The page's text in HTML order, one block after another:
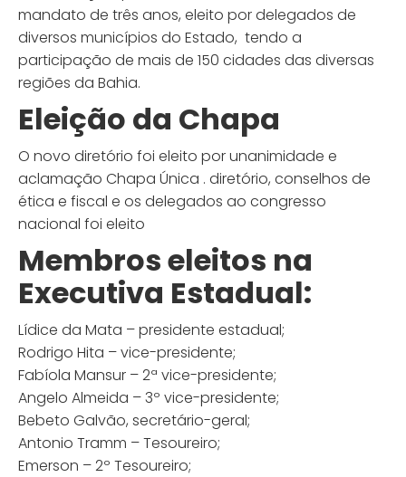
mandato de três anos, eleito por delegados de
diversos municípios do Estado, tendo a
participação de mais de 150 cidades das diversas
regiões da Bahia.
Eleição da Chapa
O novo diretório foi eleito por unanimidade e
aclamação Chapa Única . diretório, conselhos de
ética e fiscal e os delegados ao congresso
nacional foi eleito
Membros eleitos na
Executiva Estadual:
Lídice da Mata – presidente estadual;
Rodrigo Hita – vice-presidente;
Fabíola Mansur – 2ª vice-presidente;
Angelo Almeida – 3º vice-presidente;
Bebeto Galvão, secretário-geral;
Antonio Tramm – Tesoureiro;
Emerson – 2º Tesoureiro;